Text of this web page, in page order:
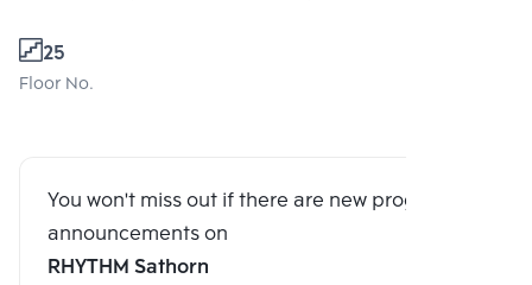
25
Floor No.
You won't miss out if there are new program
announcements on
RHYTHM Sathorn